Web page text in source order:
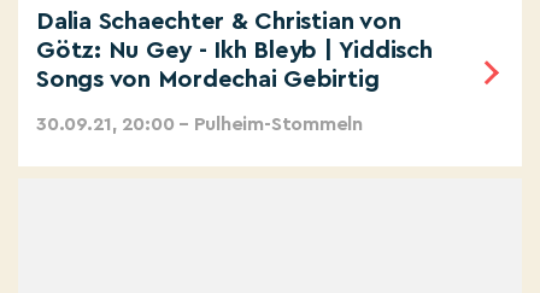
Dalia Schaechter & Christian von
Götz: Nu Gey - Ikh Bleyb | Yiddisch
Songs von Mordechai Gebirtig
30.09.21, 20:00 – Pulheim-Stommeln